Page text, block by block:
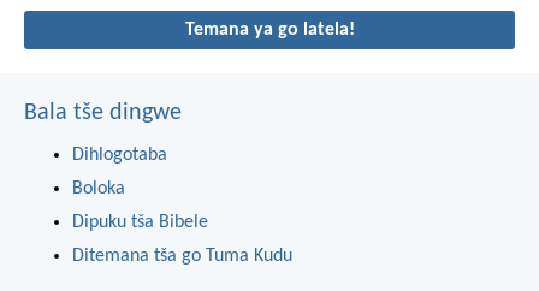
Temana ya go latela!
Bala tše dingwe
Dihlogotaba
Boloka
Dipuku tša Bibele
Ditemana tša go Tuma Kudu